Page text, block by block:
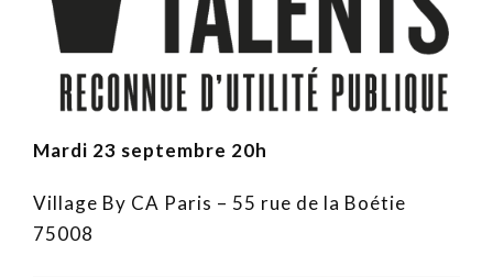
Mardi 23 septembre 20h
Village By CA Paris – 55 rue de la Boétie
75008